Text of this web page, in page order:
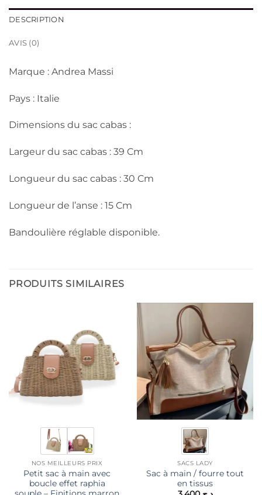
DESCRIPTION
AVIS (0)
Marque : Andrea Massi
Pays : Italie
Dimensions du sac cabas :
Largeur du sac cabas : 39 Cm
Longueur du sac cabas : 30 Cm
Longueur de l’anse : 15 Cm
Bandoulière réglable disponible.
PRODUITS SIMILAIRES
NOS MEILLEURS PRIX
Petit sac à main avec
boucle effet raphia
souple – Finitions marron
SACS LADY
Sac à main / fourre tout
en tissus